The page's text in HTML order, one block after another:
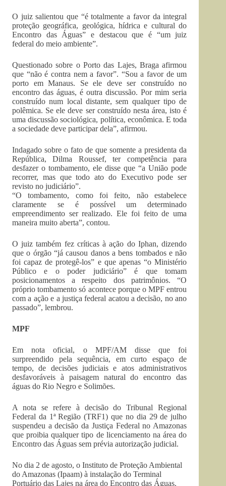
O juiz salientou que “é totalmente a favor da integral
proteção geográfica, geológica, hídrica e cultural do
Encontro das Águas” e destacou que é “um juiz
federal do meio ambiente”.
Questionado sobre o Porto das Lajes, Braga afirmou
que “não é contra nem a favor”. “Sou a favor de um
porto em Manaus. Se ele deve ser construído no
encontro das águas, é outra discussão. Por mim seria
construído num local distante, sem qualquer tipo de
polêmica. Se ele deve ser construído nesta área, isto é
uma discussão sociológica, política, econômica. E toda
a sociedade deve participar dela”, afirmou.
Indagado sobre o fato de que somente a presidenta da
República, Dilma Roussef, ter competência para
desfazer o tombamento, ele disse que “a União pode
recorrer, mas que todo ato do Executivo pode ser
revisto no judiciário”.
“O tombamento, como foi feito, não estabelece
claramente se é possível um determinado
empreendimento ser realizado. Ele foi feito de uma
maneira muito aberta”, contou.
O juiz também fez críticas à ação do Iphan, dizendo
que o órgão “já causou danos a bens tombados e não
foi capaz de protegê-los” e que apenas “o Ministério
Público e o poder judiciário” é que tomam
posicionamentos a respeito dos patrimônios. “O
próprio tombamento só acontece porque o MPF entrou
com a ação e a justiça federal acatou a decisão, no ano
passado”, lembrou.
MPF
Em nota oficial, o MPF/AM disse que foi
surpreendido pela sequência, em curto espaço de
tempo, de decisões judiciais e atos administrativos
desfavoráveis à paisagem natural do encontro das
águas do Rio Negro e Solimões.
A nota se refere à decisão do Tribunal Regional
Federal da 1ª Região (TRF1) que no dia 29 de julho
suspendeu a decisão da Justiça Federal no Amazonas
que proibia qualquer tipo de licenciamento na área do
Encontro das Águas sem prévia autorização judicial.
No dia 2 de agosto, o Instituto de Proteção Ambiental
do Amazonas (Ipaam) à instalação do Terminal
Portuário das Lajes na área do Encontro das Águas.